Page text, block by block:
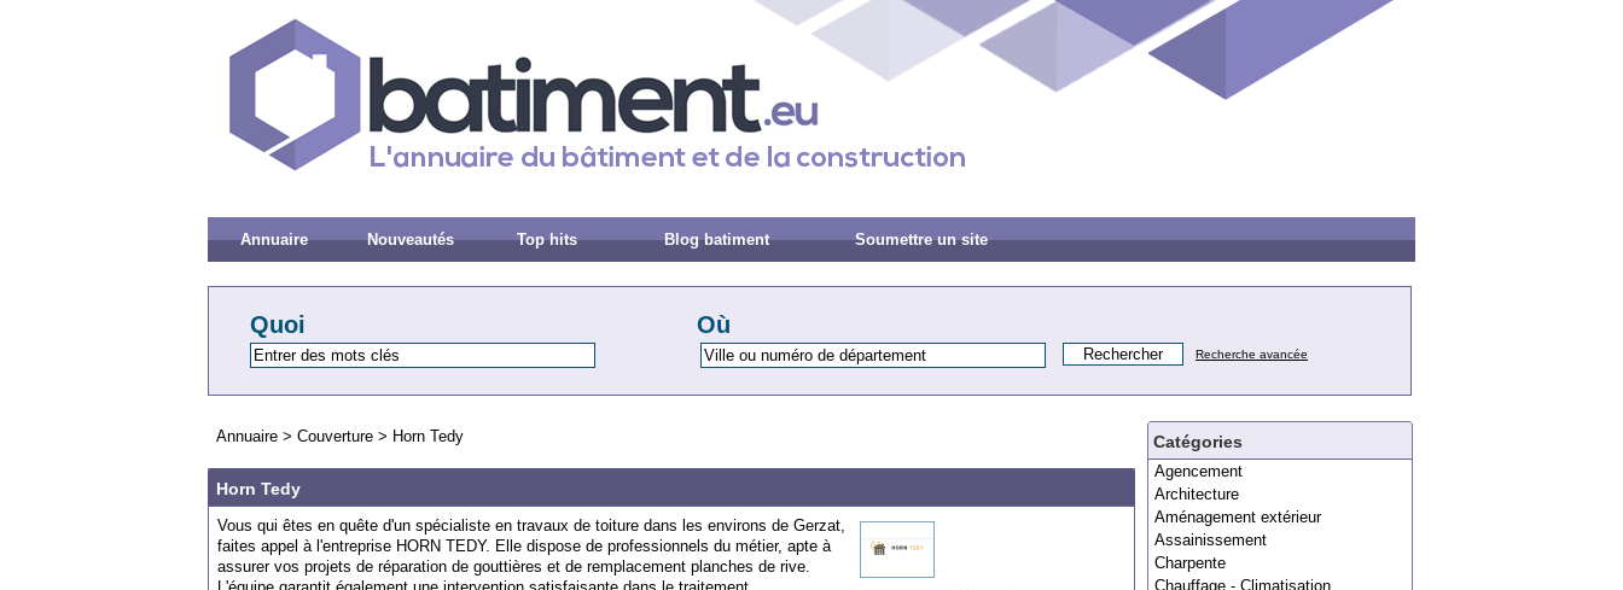
Annuaire Nouveautés Top hits Blog batiment Soumettre un site
Quoi Où
Recherche avancée
Catégories
Agencement
Architecture
Aménagement extérieur
Assainissement
Charpente
Chauffage - Climatisation
Annuaire > Couverture > Horn Tedy
Horn Tedy
Vous qui êtes en quête d'un spécialiste en travaux de toiture dans les environs de Gerzat,
faites appel à l'entreprise HORN TEDY. Elle dispose de professionnels du métier, apte à
assurer vos projets de réparation de gouttières et de remplacement planches de rive.